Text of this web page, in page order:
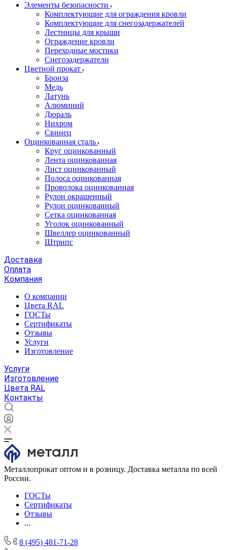
Элементы безопасности
Комплектующие для ограждения кровли
Комплектующие для снегозадержателей
Лестницы для крыши
Ограждение кровли
Переходные мостики
Снегозадержатели
Цветной прокат
Бронза
Медь
Латунь
Алюминий
Дюраль
Нихром
Свинец
Оцинкованная сталь
Круг оцинкованный
Лента оцинкованная
Лист оцинкованный
Полоса оцинкованная
Проволока оцинкованная
Рулон окрашенный
Рулон оцинкованный
Сетка оцинкованная
Уголок оцинкованный
Швеллер оцинкованный
Штрипс
Доставка
Оплата
Компания
О компании
Цвета RAL
ГОСТы
Сертификаты
Отзывы
Услуги
Изготовление
Услуги
Изготовление
Цвета RAL
Контакты
Металлопрокат оптом и в розницу. Доставка металла по всей
России.
ГОСТы
Сертификаты
Отзывы
...
8 (495) 481-71-28